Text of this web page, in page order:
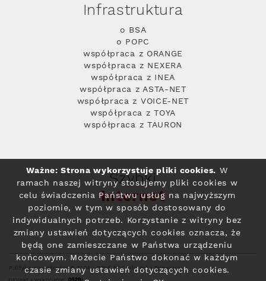
Infrastruktura
o BSA
o POPC
współpraca z ORANGE
współpraca z NEXERA
współpraca z INEA
współpraca z ASTA-NET
współpraca z VOICE-NET
współpraca z TOYA
współpraca z TAURON
Szybki
Internet
Polityka prywatności© 2004 - 2026 RFC Internet i Telewizja
Ważne: Strona wykorzystuje pliki cookies. W
ramach naszej witryny stosujemy pliki cookies w
celu świadczenia Państwu usług na najwyższym
poziomie, w tym w sposób dostosowany do
indywidualnych potrzeb. Korzystanie z witryny bez
zmiany ustawień dotyczących cookies oznacza, że
będą one zamieszczane w Państwa urządzeniu
końcowym. Możecie Państwo dokonać w każdym
czasie zmiany ustawień dotyczących cookies.